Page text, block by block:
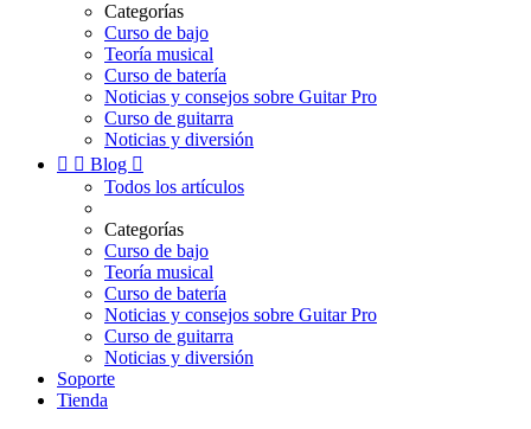
Categorías
Curso de bajo
Teoría musical
Curso de batería
Noticias y consejos sobre Guitar Pro
Curso de guitarra
Noticias y diversión
  Blog 
Todos los artículos
Categorías
Curso de bajo
Teoría musical
Curso de batería
Noticias y consejos sobre Guitar Pro
Curso de guitarra
Noticias y diversión
Soporte
Tienda